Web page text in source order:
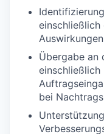
Auswirkungen
Übergabe an
einschließlich
bei